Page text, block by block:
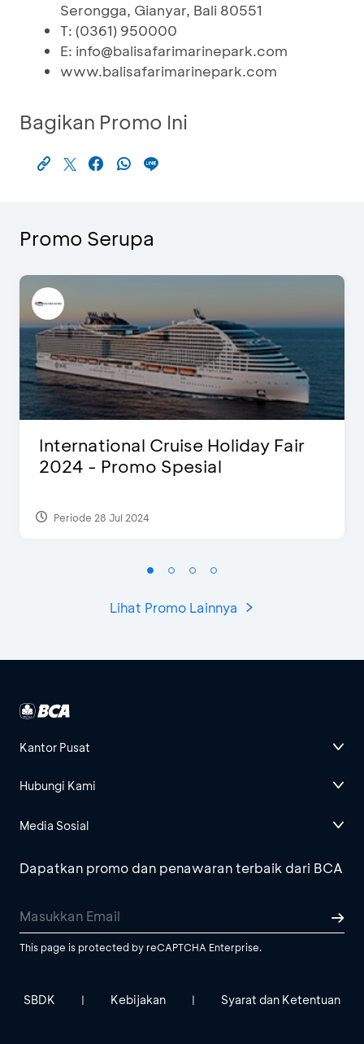
Serongga, Gianyar, Bali 80551
T: (0361) 950000
E: info@balisafarimarinepark.com
www.balisafarimarinepark.com
Bagikan Promo Ini
Promo Serupa
International Cruise Holiday Fair
2024 - Promo Spesial
Periode 28 Jul 2024
Lihat Promo Lainnya
Kantor Pusat
Hubungi Kami
Media Sosial
Dapatkan promo dan penawaran terbaik dari BCA
This page is protected by reCAPTCHA Enterprise.
SBDK | Kebijakan | Syarat dan Ketentuan